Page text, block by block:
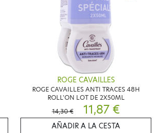
ROGE CAVAILLES
ROGE CAVAILLES ANTI TRACES 48H
ROLL'ON LOT DE 2X50ML
14,30 €
11,87 €
AÑADIR A LA CESTA